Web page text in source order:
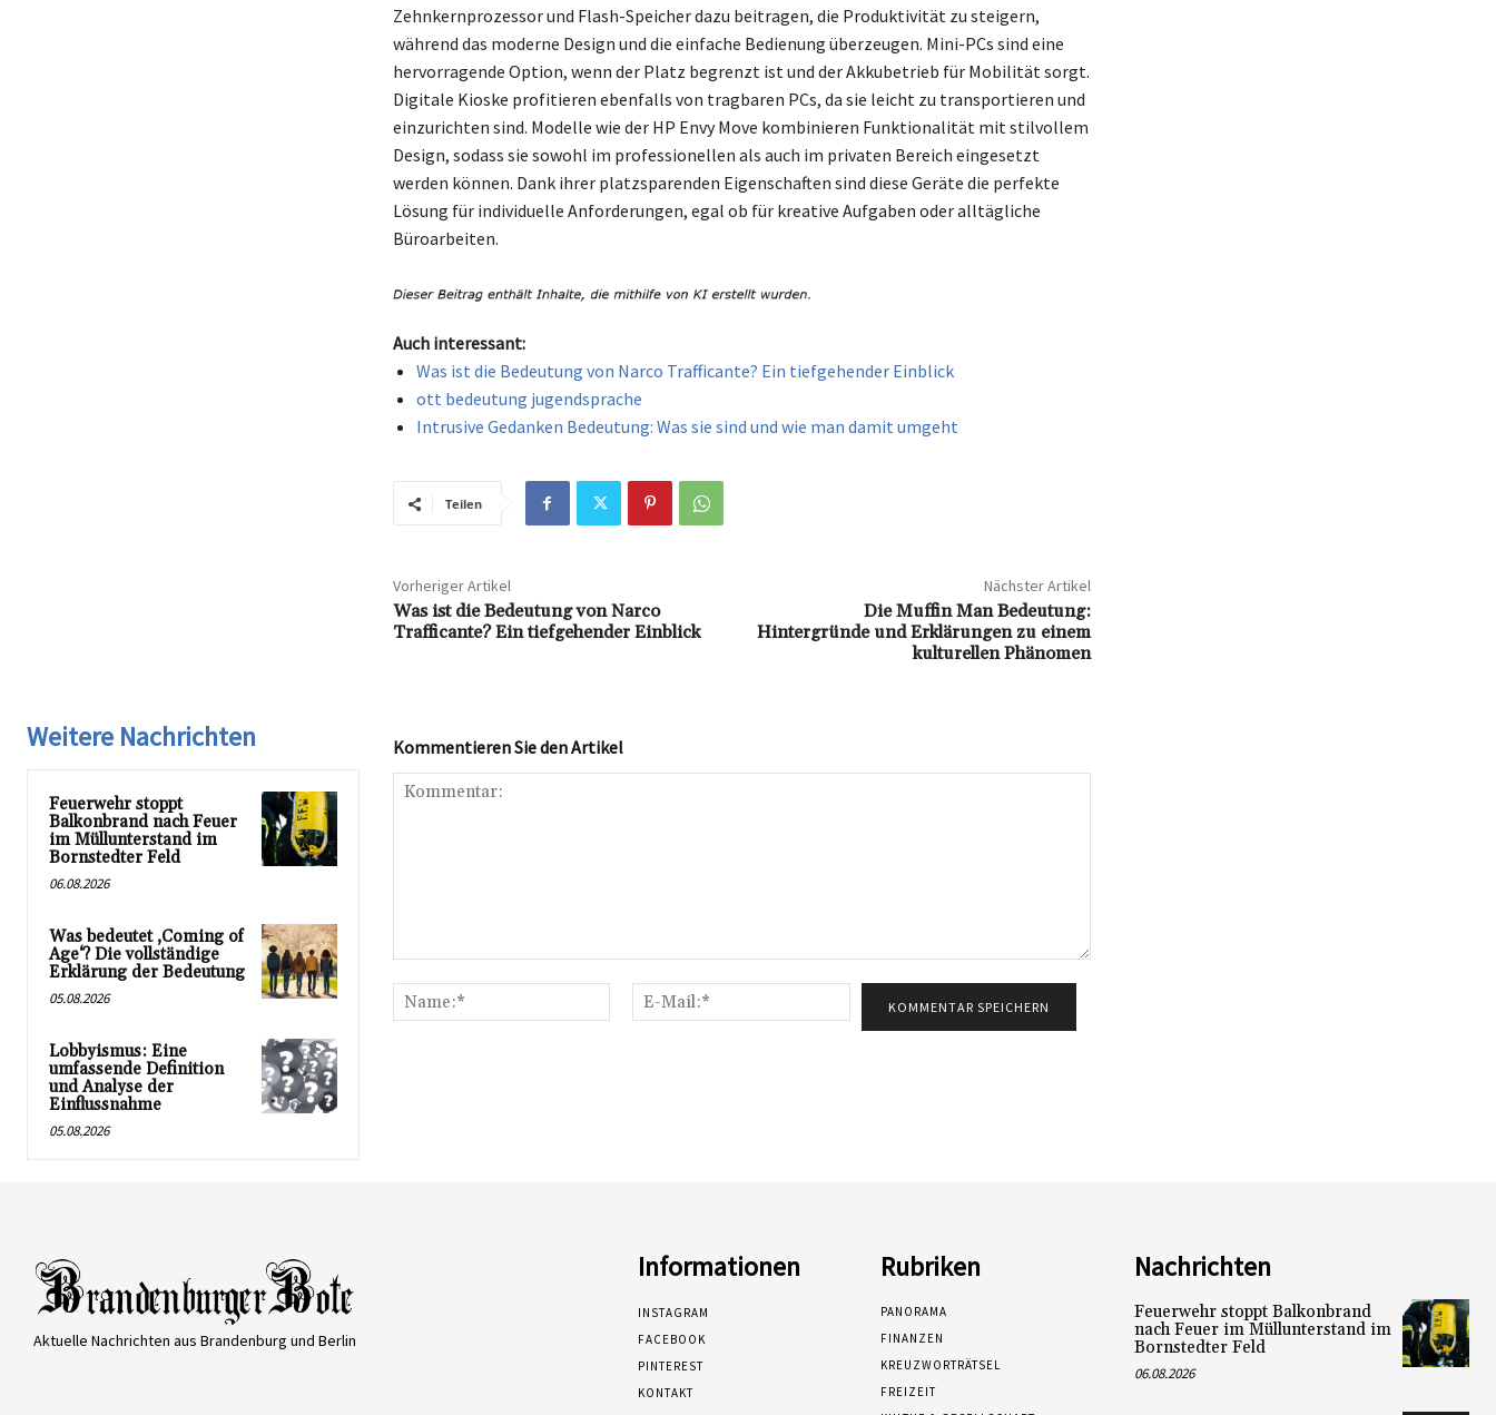
Zehnkernprozessor und Flash-Speicher dazu beitragen, die Produktivität zu steigern,
während das moderne Design und die einfache Bedienung überzeugen. Mini-PCs sind eine
hervorragende Option, wenn der Platz begrenzt ist und der Akkubetrieb für Mobilität sorgt.
Digitale Kioske profitieren ebenfalls von tragbaren PCs, da sie leicht zu transportieren und
einzurichten sind. Modelle wie der HP Envy Move kombinieren Funktionalität mit stilvollem
Design, sodass sie sowohl im professionellen als auch im privaten Bereich eingesetzt
werden können. Dank ihrer platzsparenden Eigenschaften sind diese Geräte die perfekte
Lösung für individuelle Anforderungen, egal ob für kreative Aufgaben oder alltägliche
Büroarbeiten.
Auch interessant:
Was ist die Bedeutung von Narco Trafficante? Ein tiefgehender Einblick
ott bedeutung jugendsprache
Intrusive Gedanken Bedeutung: Was sie sind und wie man damit umgeht
Teilen
Vorheriger Artikel
Was ist die Bedeutung von Narco
Trafficante? Ein tiefgehender Einblick
Nächster Artikel
Die Muffin Man Bedeutung:
Hintergründe und Erklärungen zu einem
kulturellen Phänomen
Weitere Nachrichten
Feuerwehr stoppt
Balkonbrand nach Feuer
im Müllunterstand im
Bornstedter Feld
06.08.2026
Was bedeutet ‚Coming of
Age‘? Die vollständige
Erklärung der Bedeutung
05.08.2026
Lobbyismus: Eine
umfassende Definition
und Analyse der
Einflussnahme
05.08.2026
Kommentieren Sie den Artikel
Name:*
Mail:*
Aktuelle Nachrichten aus Brandenburg und Berlin
Informationen
INSTAGRAM
FACEBOOK
PINTEREST
KONTAKT
Rubriken
PANORAMA
FINANZEN
KREUZWORTRÄTSEL
FREIZEIT
Nachrichten
Feuerwehr stoppt Balkonbrand
nach Feuer im Müllunterstand im
Bornstedter Feld
06.08.2026